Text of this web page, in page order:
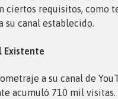
ciertos requisitos, como
su canal establecido.
Existente
a su canal de
acumuló 710 mil visitas.